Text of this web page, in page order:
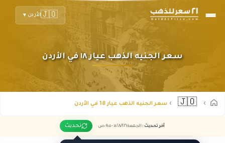
🇯🇴الأردن ▼
سعر الجنيه الذهب عيار ١٨ في الأردن
🇯🇴 سعر الجنيه الذهب عيار 18 في الأردن
آخر تحديث : الجمعة ٠٧ /٠٨/٢٠٢٦ - ٠٩:٠٥ ص تحديث